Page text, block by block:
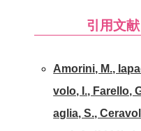
引用文
Amorini, M.,
volo, I., Farello,
aglia, S.,